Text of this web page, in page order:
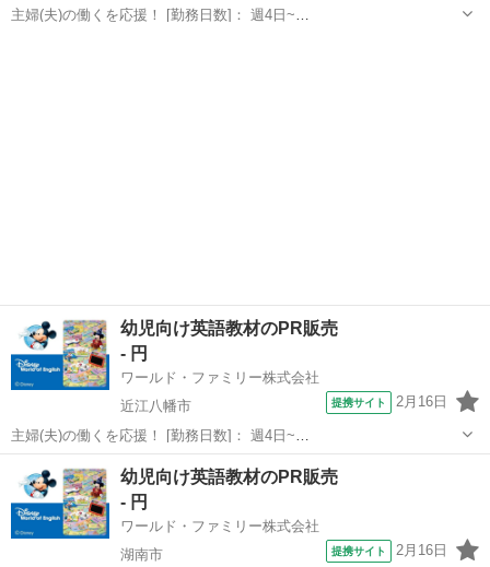
主婦(夫)の働くを応援！ [勤務日数]： 週4日~
幼児向け英語教材のPR販売
- 円
ワールド・ファミリー株式会社
近江八幡市
提携サイト 2月16日
主婦(夫)の働くを応援！ [勤務日数]： 週4日~
10:00~17:00/10:00~16:00/10:00~15:00/09:30~14:00 [勤務地・最寄
駅]： 滋賀県近江八幡市 ※勤務エリア選択可 ワールド・...
近江八幡市 営業
幼児向け英語教材のPR販売
- 円
ワールド・ファミリー株式会社
湖南市
提携サイト 2月16日